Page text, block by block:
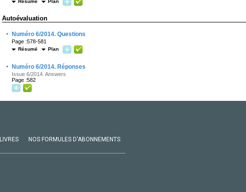
Résumé Plan
Autoévaluation
· Numéro 6/2014. Questions
Page :578-581
Résumé Plan
· Numéro 6/2014. Réponses
Issue 6/2014. Answers
Page :582
LIVRES NOS FORMULES D'ABONNEMENTS